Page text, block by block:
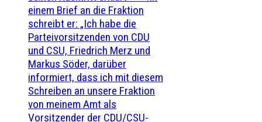
einem Brief an die Fraktion
schreibt er: „Ich habe die
Parteivorsitzenden von CDU
und CSU, Friedrich Merz und
Markus Söder, darüber
informiert, dass ich mit diesem
Schreiben an unsere Fraktion
von meinem Amt als
Vorsitzender der CDU/CSU-